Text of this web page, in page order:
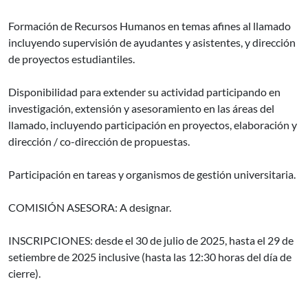
Formación de Recursos Humanos en temas afines al llamado
incluyendo supervisión de ayudantes y asistentes, y dirección
de proyectos estudiantiles.
Disponibilidad para extender su actividad participando en
investigación, extensión y asesoramiento en las áreas del
llamado, incluyendo participación en proyectos, elaboración y
dirección / co-dirección de propuestas.
Participación en tareas y organismos de gestión universitaria.
COMISIÓN ASESORA: A designar.
INSCRIPCIONES: desde el 30 de julio de 2025, hasta el 29 de
setiembre de 2025 inclusive (hasta las 12:30 horas del día de
cierre).